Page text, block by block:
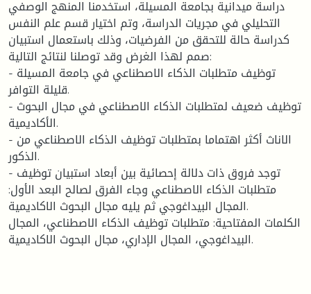
دراسة ميدانية بجامعة المسيلة، استخدمنا المنهج الوصفي
التحليلي في مجريات الدراسة، وتم اختيار قسم علم النفس
كدراسة حالة للتحقق من الفرضيات، وذلك باستعمال استبيان
صمم لهذا الغرض وقد توصلنا لنتائج التالية:
- توظيف متطلبات الذكاء الاصطناعي في جامعة المسيلة
قليلة التوافر.
- توظيف ضعيف لمتطلبات الذكاء الاصطناعي في مجال البحوث
الأكاديمية.
- الاناث أكثر اهتماما بمتطلبات توظيف الذكاء الاصطناعي من
الذكور.
- توجد فروق ذات دلالة إحصائية بين أبعاد استبيان توظيف
متطلبات الذكاء الاصطناعي وجاء الفرق لصالح البعد الأول:
المجال البيداغوجي ثم يليه مجال البحوث الاكاديمية.
الكلمات المفتاحية: متطلبات توظيف الذكاء الاصطناعي، المجال
البيداغوجي، المجال الإداري، مجال البحوث الاكاديمية.